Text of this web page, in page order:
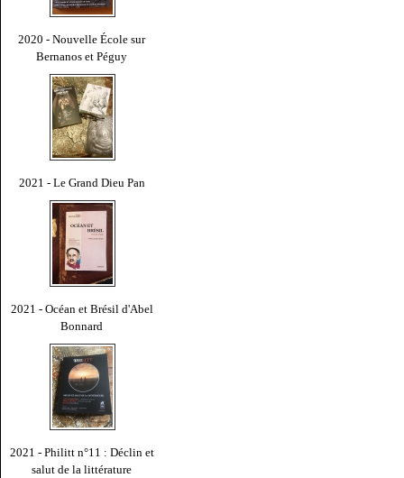
2020 - Nouvelle École sur
Bernanos et Péguy
2021 - Le Grand Dieu Pan
2021 - Océan et Brésil d'Abel
Bonnard
2021 - Philitt n°11 : Déclin et
salut de la littérature